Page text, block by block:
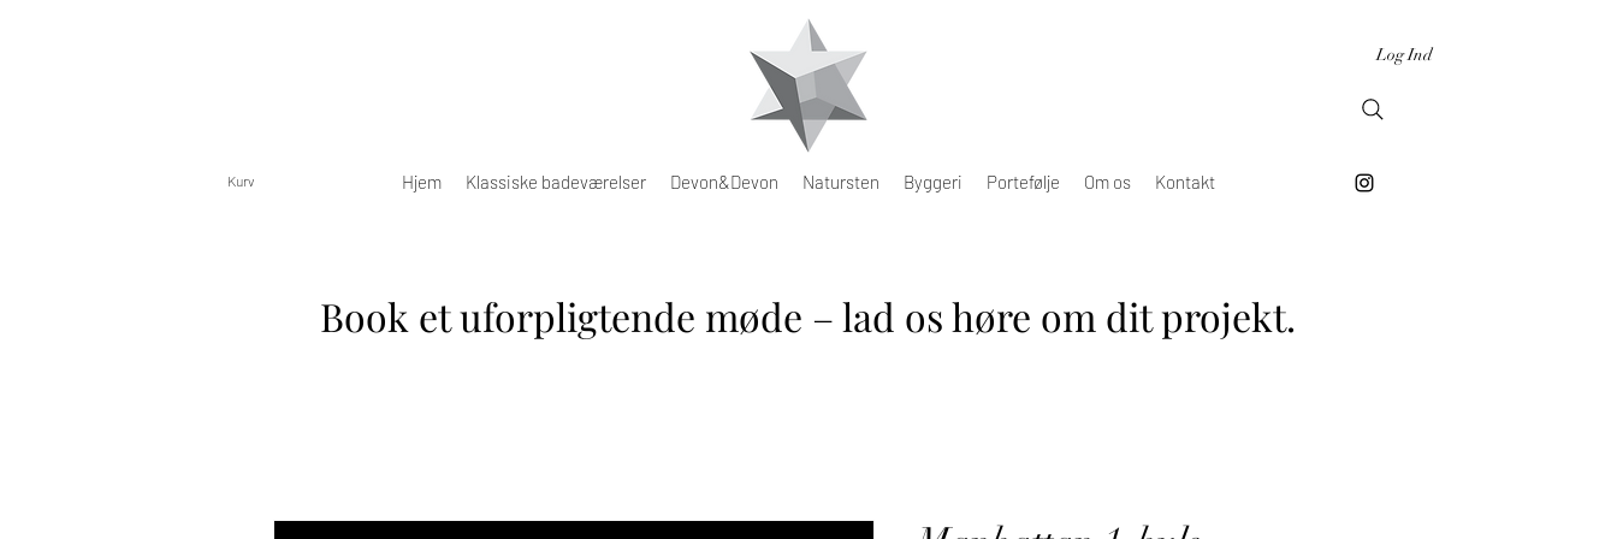
Log Ind
Kurv Hjem Klassiske badeværelser Devon&Devon Natursten Byggeri Portefølje Om os Kontakt
Book et uforpligtende møde – lad os høre om dit projekt.